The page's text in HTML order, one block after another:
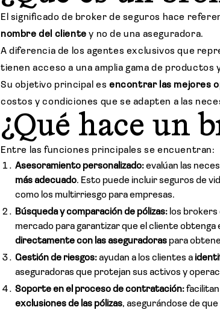
El significado de broker de seguros hace
nombre del cliente y no de una aseguradora.
A diferencia de los agentes exclusivos que
tienen acceso a una amplia gama de
Su objetivo principal es encontrar las mejores
costos y condiciones que se adapten a las
¿Qué hace un
Entre las funciones principales se encuentran:
Asesoramiento personalizado:evalúan las
más adecuado. Esto puede incluir seguros de
como los multirriesgo para empresas.
Búsqueda y comparación de pólizas: los brokers
mercado para garantizar que el cliente
directamente con las aseguradoras para
Gestión de riesgos:ayudan a los clientes a
aseguradoras que protejan sus activos y
Soporte en el proceso de contratación:facilitan
exclusiones de las pólizas, asegurándose de